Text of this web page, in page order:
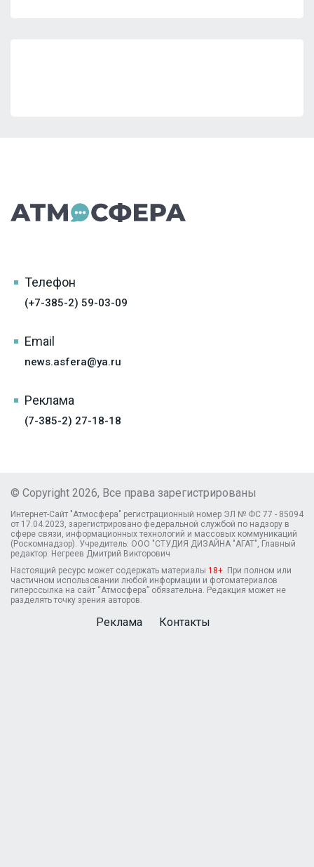
Телефон
(+7-385-2) 59-03-09
Email
news.asfera@ya.ru
Реклама
(7-385-2) 27-18-18
© Copyright 2026, Все права зарегистрированы
Интернет-Сайт "Атмосфера" регистрационный номер ЭЛ № ФС 77 - 85094
от 17.04.2023, зарегистрировано федеральной службой по надзору в
сфере связи, информационных технологий и массовых коммуникаций
(Роскомнадзор). Учредитель: ООО "СТУДИЯ ДИЗАЙНА "АГАТ", Главный
редактор: Негреев Дмитрий Викторович
Настоящий ресурс может содержать материалы 18+. При полном или
частичном использовании любой информации и фотоматериалов
гиперссылка на сайт “Атмосфера” обязательна. Редакция может не
разделять точку зрения авторов.
Реклама Контакты